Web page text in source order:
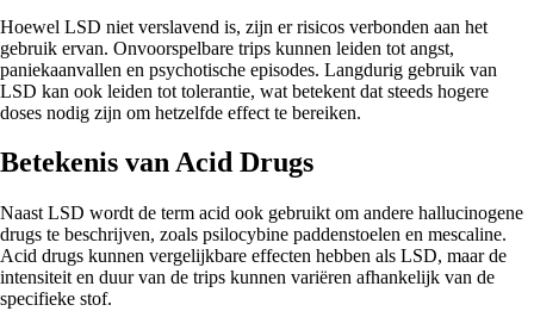
Hoewel LSD niet verslavend is, zijn er risicos verbonden aan het
gebruik ervan. Onvoorspelbare trips kunnen leiden tot angst,
paniekaanvallen en psychotische episodes. Langdurig gebruik van
LSD kan ook leiden tot tolerantie, wat betekent dat steeds hogere
doses nodig zijn om hetzelfde effect te bereiken.
Betekenis van Acid Drugs
Naast LSD wordt de term acid ook gebruikt om andere hallucinogene
drugs te beschrijven, zoals psilocybine paddenstoelen en mescaline.
Acid drugs kunnen vergelijkbare effecten hebben als LSD, maar de
intensiteit en duur van de trips kunnen variëren afhankelijk van de
specifieke stof.